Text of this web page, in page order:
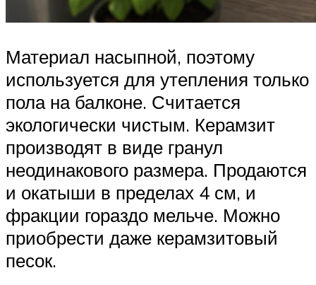
Материал насыпной, поэтому
используется для утепления только
пола на балконе. Считается
экологически чистым. Керамзит
производят в виде гранул
неодинакового размера. Продаются
и окатыши в пределах 4 см, и
фракции гораздо мельче. Можно
приобрести даже керамзитовый
песок.